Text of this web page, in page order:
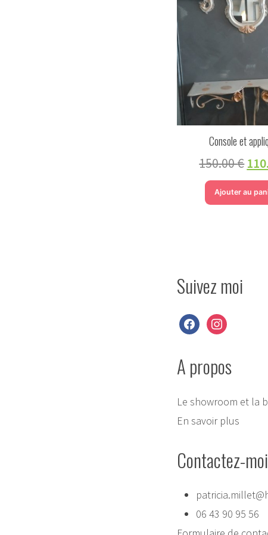
Console et
150.00€
Ajouter au
Suivez moi
facebookinstagram
A propos
Le showroom et la
En savoir plus
Contactez-moi
06 43 90 95 56